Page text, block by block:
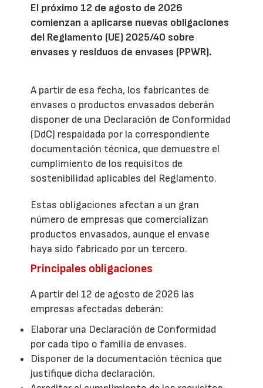
El próximo 12 de agosto de 2026
comienzan a aplicarse nuevas obligaciones
del Reglamento (UE) 2025/40 sobre
envases y residuos de envases (PPWR).
A partir de esa fecha, los fabricantes de
envases o productos envasados deberán
disponer de una Declaración de Conformidad
(DdC) respaldada por la correspondiente
documentación técnica, que demuestre el
cumplimiento de los requisitos de
sostenibilidad aplicables del Reglamento.
Estas obligaciones afectan a un gran
número de empresas que comercializan
productos envasados, aunque el envase
haya sido fabricado por un tercero.
Principales obligaciones
A partir del 12 de agosto de 2026 las
empresas afectadas deberán:
Elaborar una Declaración de Conformidad
por cada tipo o familia de envases.
Disponer de la documentación técnica que
justifique dicha declaración.